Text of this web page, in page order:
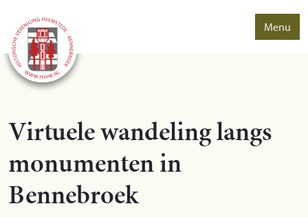
Menu
Virtuele wandeling langs
monumenten in
Bennebroek